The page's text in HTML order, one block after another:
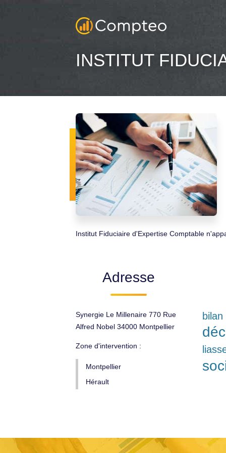
INSTITUT
Institut Fiduciaire d'Expertise Comptable
Adresse
Synergie Le Millenaire 770 Rue
Alfred Nobel 34000 Montpellier
Zone d'intervention :
Montpellier
Hérault